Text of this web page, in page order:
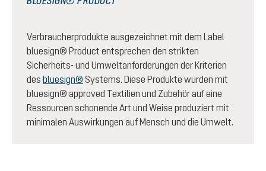
Verbraucherprodukte ausgezeichnet mit dem Label
bluesign® Product entsprechen den strikten
Sicherheits- und Umweltanforderungen der Kriterien
des bluesign® Systems. Diese Produkte wurden mit
bluesign® approved Textilien und Zubehör auf eine
Ressourcen schonende Art und Weise produziert mit
minimalen Auswirkungen auf Mensch und die Umwelt.